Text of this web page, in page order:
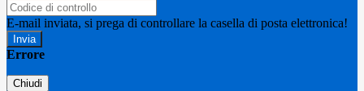
E-mail inviata, si prega di controllare la casella di posta elettronica!
Errore
Chiudi